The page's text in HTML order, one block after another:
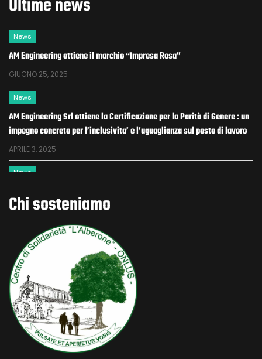
Ultime news
News
AM Engineering ottiene il marchio “Impresa Rosa”
GIUGNO 25, 2025
News
AM Engineering Srl ottiene la Certificazione per la Parità di Genere : un
impegno concreto per l’inclusivita’ e l’uguaglianza sul posto di lavoro
APRILE 3, 2025
News
159/2025
GENNAIO 23, 2026
News
Bando Donne e Impresa
NOVEMBRE 25, 2025
News
Voucher Digitalizzazione PMI: Programma FESR Lazio 2021-2027
LUGLIO 9, 2025
Chi sosteniamo